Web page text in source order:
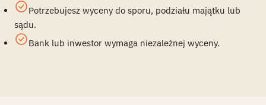
Potrzebujesz wyceny do sporu, podziału majątku lub
sądu.
Bank lub inwestor wymaga niezależnej wyceny.